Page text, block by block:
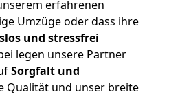
erfahrenen
Umzüge oder dass ihre
und stressfrei
legen unsere Partner
Sorgfalt und
Qualität und unser breite